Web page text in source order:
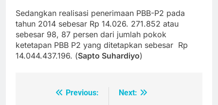
Sedangkan realisasi penerimaan PBB-P2 pada
tahun 2014 sebesar Rp 14.026. 271.852 atau
sebesar 98, 87 persen dari jumlah pokok
ketetapan PBB P2 yang ditetapkan sebesar Rp
14.044.437.196. (Sapto Suhardiyo)
Previous:
Next: